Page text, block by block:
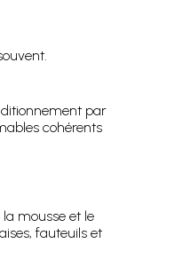
par
cohérents
mousse et le
fauteuils et